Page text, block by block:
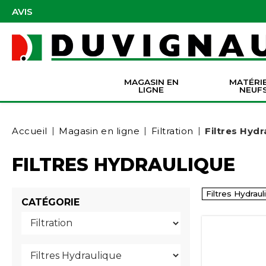
AVIS
MAGASIN EN
LIGNE
Accueil Magasin en ligne Filtration Filtres
FILTRES HYDRAULIQUE
CATÉGORIE
Filtres